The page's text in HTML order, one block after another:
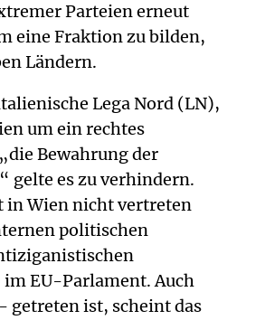
Parteien erneut
eine Fraktion zu bilden,
Ländern.
Lega Nord (LN),
um ein rechtes
Bewahrung der
gelte es zu verhindern.
in Wien nicht vertreten
politischen
EU-Parlament. Auch
getreten ist, scheint das